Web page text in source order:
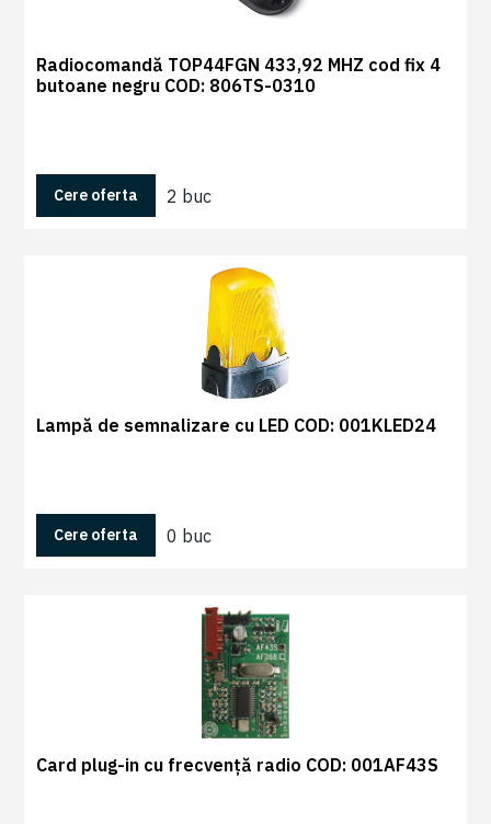
Radiocomandă TOP44FGN 433,92 MHZ cod fix 4
butoane negru COD: 806TS-0310
Cere oferta 2 buc
Lampă de semnalizare cu LED COD: 001KLED24
Cere oferta 0 buc
Card plug-in cu frecvență radio COD: 001AF43S